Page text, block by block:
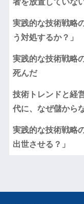
者を放置していな
実践的な技術戦略
う対処するか？」
実践的な技術戦略
死んだ
技術トレンドと経
代に、なぜ儲から
実践的な技術戦略
出世させる？」